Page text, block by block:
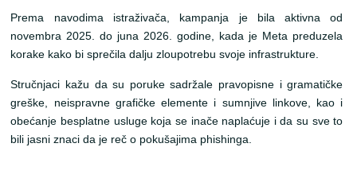
Prema navodima istraživača, kampanja je bila aktivna od
novembra 2025. do juna 2026. godine, kada je Meta preduzela
korake kako bi sprečila dalju zloupotrebu svoje infrastrukture.
Stručnjaci kažu da su poruke sadržale pravopisne i gramatičke
greške, neispravne grafičke elemente i sumnjive linkove, kao i
obećanje besplatne usluge koja se inače naplaćuje i da su sve to
bili jasni znaci da je reč o pokušajima phishinga.